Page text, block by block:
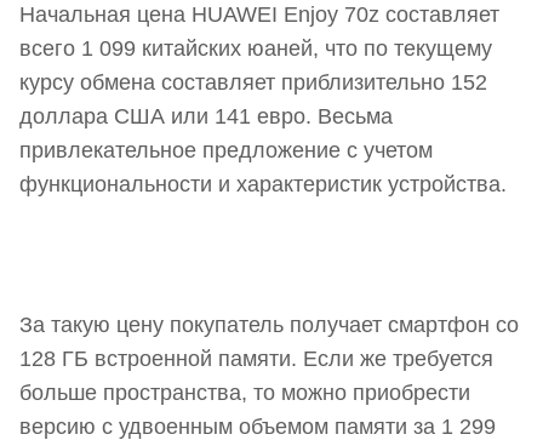
Начальная цена HUAWEI Enjoy 70z составляет
всего 1 099 китайских юаней, что по текущему
курсу обмена составляет приблизительно 152
доллара США или 141 евро. Весьма
привлекательное предложение с учетом
функциональности и характеристик устройства.
За такую цену покупатель получает смартфон со
128 ГБ встроенной памяти. Если же требуется
больше пространства, то можно приобрести
версию с удвоенным объемом памяти за 1 299